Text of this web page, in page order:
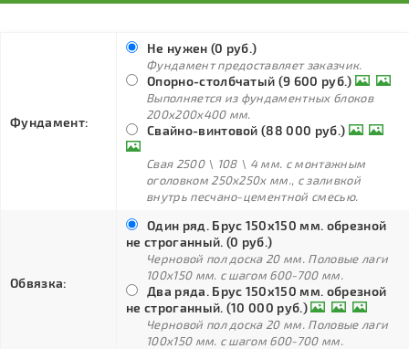
Фундамент:
Не нужен (0 руб.)
Фундамент предоставляет заказчик.
Опорно-столбчатый (9 600 руб.)
Выполняется из фундаментных блоков
200х200х400 мм.
Свайно-винтовой (88 000 руб.)
Свая 2500 \ 108 \ 4 мм. с монтажным
оголовком 250х250х мм., с заливкой
внутрь песчано-цементной смесью.
Обвязка:
Один ряд. Брус 150х150 мм. обрезной
не строганный. (0 руб.)
Черновой пол доска 20 мм. Половые лаги
100х150 мм. с шагом 600-700 мм.
Два ряда. Брус 150х150 мм. обрезной
не строганный. (10 000 руб.)
Черновой пол доска 20 мм. Половые лаги
100х150 мм. с шагом 600-700 мм.